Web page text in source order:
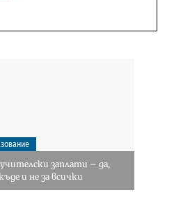
заплати – да,
и не за всички